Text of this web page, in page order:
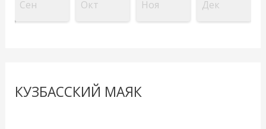
Сен Окт Ноя Дек
КУЗБАССКИЙ МАЯК